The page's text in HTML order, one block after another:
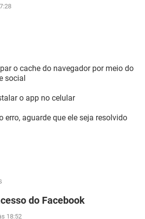
o cache do navegador por meio do
social
o app no celular
erro, aguarde que ele seja resolvido
do Facebook
18:52